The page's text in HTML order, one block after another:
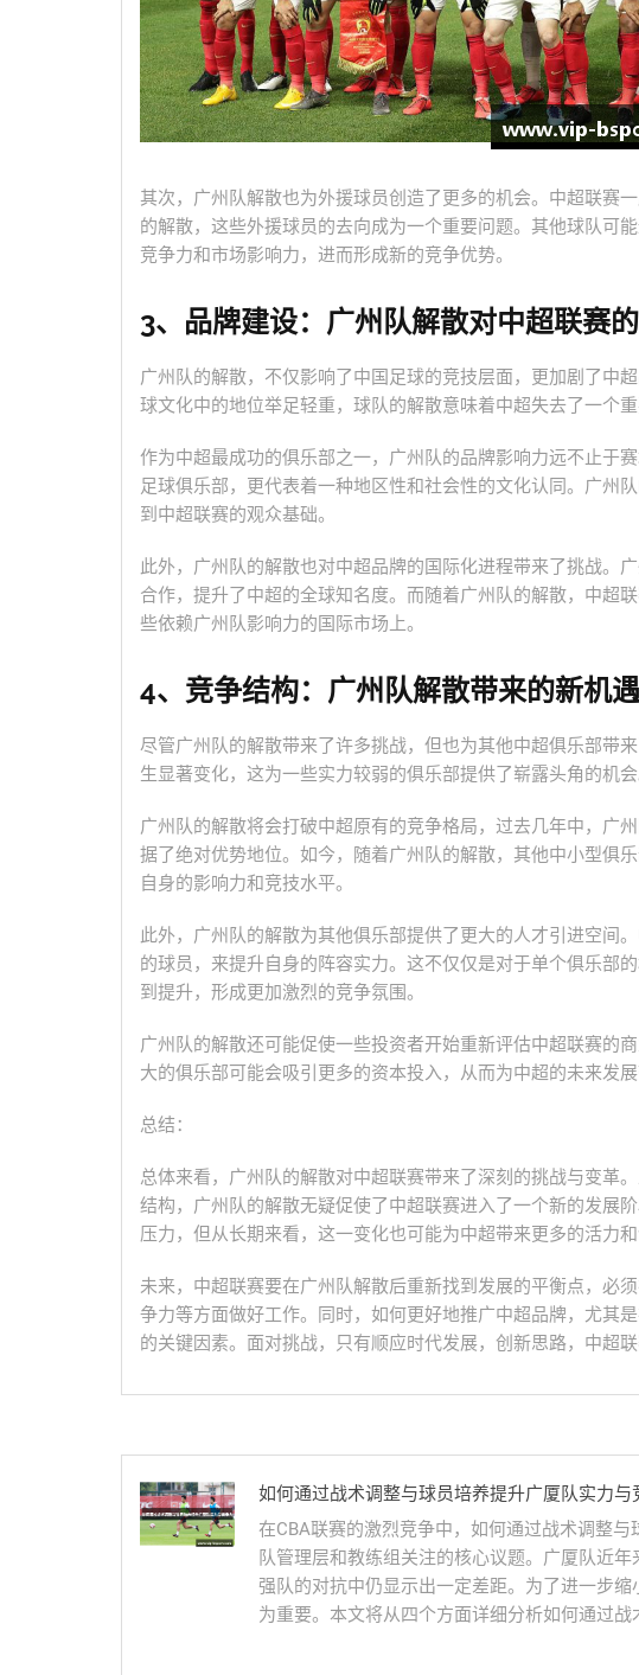
其次，广州队解散也为外援球员创造了更多的机会。中超联赛
的解散，这些外援球员的去向成为一个重要问题。其他球队可
竞争力和市场影响力，进而形成新的竞争优势。
3、品牌建设：广州队解散对中超联赛
广州队的解散，不仅影响了中国足球的竞技层面，更加剧了中
球文化中的地位举足轻重，球队的解散意味着中超失去了一个重
作为中超最成功的俱乐部之一，广州队的品牌影响力远不止于
足球俱乐部，更代表着一种地区性和社会性的文化认同。广州
到中超联赛的观众基础。
此外，广州队的解散也对中超品牌的国际化进程带来了挑战。
合作，提升了中超的全球知名度。而随着广州队的解散，中超
些依赖广州队影响力的国际市场上。
4、竞争结构：广州队解散带来的新机遇
尽管广州队的解散带来了许多挑战，但也为其他中超俱乐部带
生显著变化，这为一些实力较弱的俱乐部提供了崭露头角的机会
广州队的解散将会打破中超原有的竞争格局，过去几年中，广
据了绝对优势地位。如今，随着广州队的解散，其他中小型俱
自身的影响力和竞技水平。
此外，广州队的解散为其他俱乐部提供了更大的人才引进空间
的球员，来提升自身的阵容实力。这不仅仅是对于单个俱乐部
到提升，形成更加激烈的竞争氛围。
广州队的解散还可能促使一些投资者开始重新评估中超联赛的
大的俱乐部可能会吸引更多的资本投入，从而为中超的未来发展
总结：
总体来看，广州队的解散对中超联赛带来了深刻的挑战与变革
结构，广州队的解散无疑促使了中超联赛进入了一个新的发展
压力，但从长期来看，这一变化也可能为中超带来更多的活力和
未来，中超联赛要在广州队解散后重新找到发展的平衡点，必
争力等方面做好工作。同时，如何更好地推广中超品牌，尤其
的关键因素。面对挑战，只有顺应时代发展，创新思路，中超
如何通过战术调整与球员培养提升广厦队实力与
在CBA联赛的激烈竞争中，如何通过战术调整
队管理层和教练组关注的核心议题。广厦队近
强队的对抗中仍显示出一定差距。为了进一步
为重要。本文将从四个方面详细分析如何通过战